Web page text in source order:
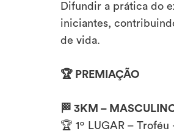
Difundir a prática do
iniciantes,
de vida.
🏆 PREMIAÇÃO
🏁 3KM –
🏆 1º LUGAR –